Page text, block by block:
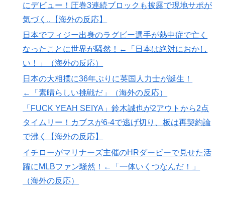
▶
海外「日本はさすが過ぎるｗ」 日本は野生動物の喧嘩
さえ可愛くなってしまうと世界が騒然
▶
韓国人「日本がここまでの観光大国に発展した本当の理
由がこちら…」→「昔から日本は愛されてた…（ﾌﾞﾙﾌﾞ
ﾙ」＝韓国の反応
▶
海外「消火栓もフェイクだから消防士が右往左往する中
国www」
海外「日本人はなんて気高いんだ！」 英高級紙も驚愕
した極限の中の日本人の姿に世界が衝撃
▶ 英国人「安心感が違う」冨安健洋、パレス移籍当日にデ
ビュー！圧巻3連続ブロックも披露で現地サポが気づく..
【海外の反応】
海外「日本人はなんて気高いんだ！」 英高級紙も驚愕
にデビュー！圧巻3連続ブロックも披露で現地サポが
気づく..【海外の反応】
日本でフィジー出身のラグビー選手が熱中症で亡く
なったことに世界が騒然！←「日本は絶対におかし
い！」（海外の反応）
日本の大相撲に36年ぶりに英国人力士が誕生！
←「素晴らしい挑戦だ」（海外の反応）
「FUCK YEAH SEIYA」鈴木誠也が2アウトから2点
タイムリー！カブスが6-4で逃げ切り、板は再契約論
で沸く【海外の反応】
イチローがマリナーズ主催のHRダービーで見せた活
躍にMLBファン騒然！←「一体いくつなんだ！」
（海外の反応）